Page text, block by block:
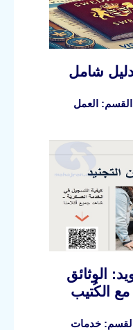
شامل
القسم: العمل
الوثائق
مع الكُتيب
القسم: خدمات